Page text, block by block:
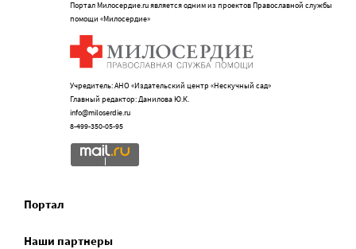
Портал Милосердие.ru является одним из проектов Православной службы
помощи «Милосердие»
Учредитель: АНО «Издательский центр «Нескучный сад»
Главный редактор: Данилова Ю.К.
info@miloserdie.ru
8-499-350-05-95
Портал
Наши партнеры